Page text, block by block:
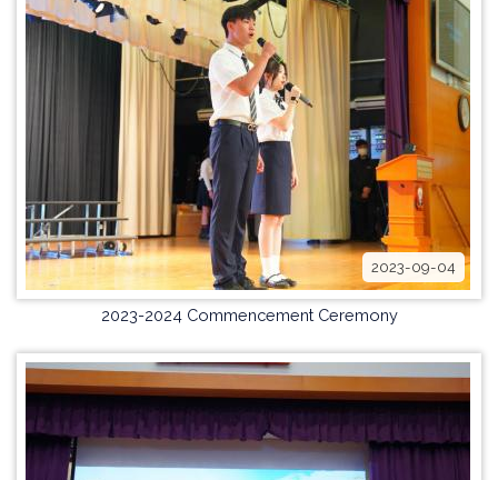
2023-09-04
2023-2024 Commencement Ceremony